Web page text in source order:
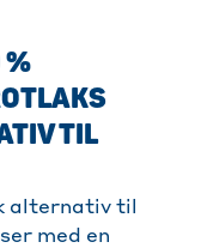
%
TIL
alternativ til
med en